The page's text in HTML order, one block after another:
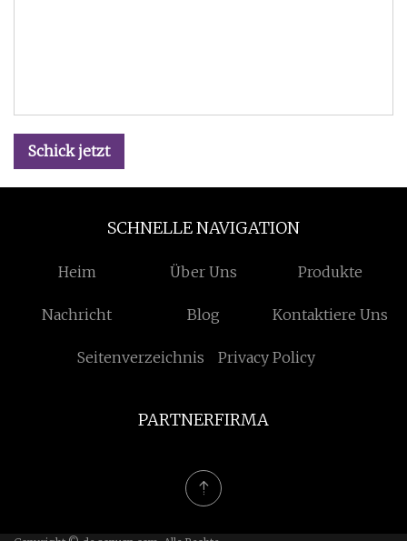
Schick jetzt
SCHNELLE NAVIGATION
Heim Über Uns Produkte
Nachricht Blog Kontaktiere Uns
Seitenverzeichnis Privacy Policy
PARTNERFIRMA